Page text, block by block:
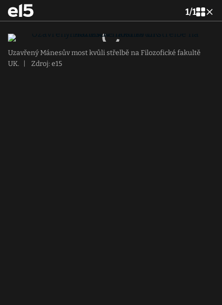
1/1
Uzavřený Mánesův most kvůli střelbě na Filozofické fakultě
UK.
Zdroj: e15